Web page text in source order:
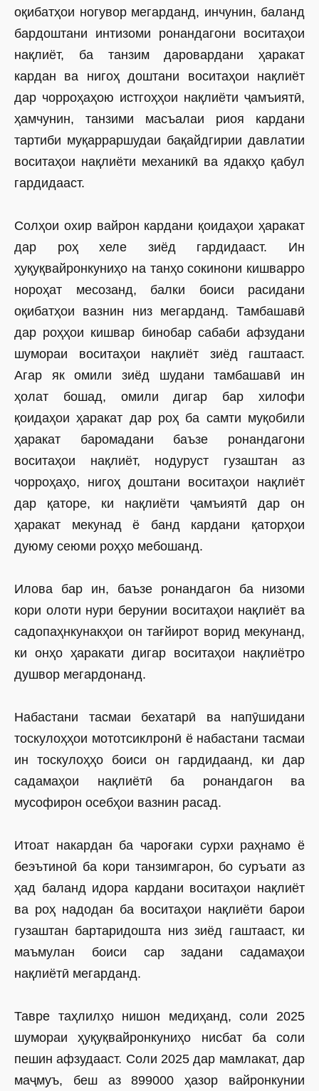
оқибатҳои ногувор мегарданд, инчунин, баланд
бардоштани интизоми ронандагони воситаҳои
нақлиёт, ба танзим даровардани ҳаракат
кардан ва нигоҳ доштани воситаҳои нақлиёт
дар чорроҳаҳою истгоҳҳои нақлиёти ҷамъиятӣ,
ҳамчунин, танзими масъалаи риоя кардани
тартиби муқарраршудаи бақайдгирии давлатии
воситаҳои нақлиёти механикӣ ва ядакҳо қабул
гардидааст.
Солҳои охир вайрон кардани қоидаҳои ҳаракат
дар роҳ хеле зиёд гардидааст. Ин
ҳуқуқвайронкуниҳо на танҳо сокинони кишварро
нороҳат месозанд, балки боиси расидани
оқибатҳои вазнин низ мегарданд. Тамбашавӣ
дар роҳҳои кишвар бинобар сабаби афзудани
шумораи воситаҳои нақлиёт зиёд гаштааст.
Агар як омили зиёд шудани тамбашавӣ ин
ҳолат бошад, омили дигар бар хилофи
қоидаҳои ҳаракат дар роҳ ба самти муқобили
ҳаракат баромадани баъзе ронандагони
воситаҳои нақлиёт, нодуруст гузаштан аз
чорроҳаҳо, нигоҳ доштани воситаҳои нақлиёт
дар қаторе, ки нақлиёти ҷамъиятӣ дар он
ҳаракат мекунад ё банд кардани қаторҳои
дуюму сеюми роҳҳо мебошанд.
Илова бар ин, баъзе ронандагон ба низоми
кори олоти нури берунии воситаҳои нақлиёт ва
садопаҳнкунакҳои он тағйирот ворид мекунанд,
ки онҳо ҳаракати дигар воситаҳои нақлиётро
душвор мегардонанд.
Набастани тасмаи бехатарӣ ва напӯшидани
тоскулоҳҳои мототсиклронӣ ё набастани тасмаи
ин тоскулоҳҳо боиси он гардидаанд, ки дар
садамаҳои нақлиётӣ ба ронандагон ва
мусофирон осебҳои вазнин расад.
Итоат накардан ба чароғаки сурхи раҳнамо ё
беэътиноӣ ба кори танзимгарон, бо суръати аз
ҳад баланд идора кардани воситаҳои нақлиёт
ва роҳ надодан ба воситаҳои нақлиёти барои
гузаштан бартаридошта низ зиёд гаштааст, ки
маъмулан боиси сар задани садамаҳои
нақлиётӣ мегарданд.
Тавре таҳлилҳо нишон медиҳанд, соли 2025
шумораи ҳуқуқвайронкуниҳо нисбат ба соли
пешин афзудааст. Соли 2025 дар мамлакат, дар
маҷмуъ, беш аз 899000 ҳазор вайронкунии